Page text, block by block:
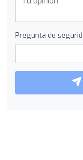
Pregunta de